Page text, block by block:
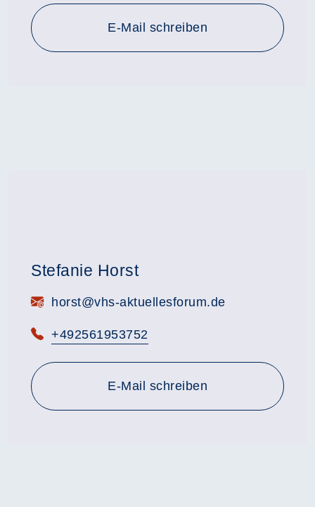
E-Mail schreiben
Stefanie Horst
E-Mail:horst@vhs-aktuellesforum.de
Telefon:
+492561953752
E-Mail schreiben